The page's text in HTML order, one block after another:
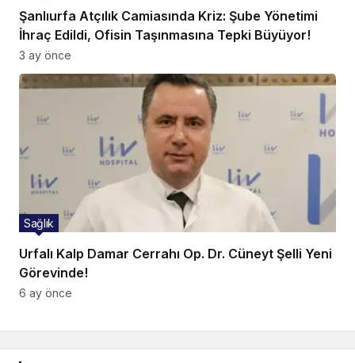
Şanlıurfa Atçılık Camiasında Kriz: Şube Yönetimi
İhraç Edildi, Ofisin Taşınmasına Tepki Büyüyor!
3 ay önce
Urfalı Kalp Damar Cerrahı Op. Dr. Cüneyt Şelli Yeni
Görevinde!
Sağlık
6 ay önce